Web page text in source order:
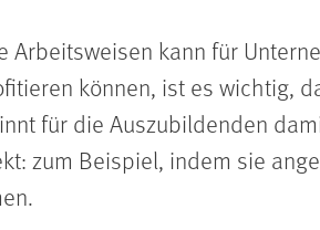
Arbeitsweisen kann für
können, ist es wichtig,
für die Auszubildenden
zum Beispiel, indem sie